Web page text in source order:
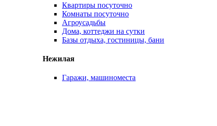
Квартиры посуточно
Комнаты посуточно
Агроусадьбы
Дома, коттеджи на сутки
Базы отдыха, гостиницы, бани
Нежилая
Гаражи, машиноместа